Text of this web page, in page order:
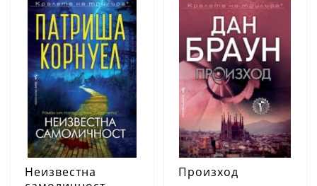
Неизвестна
Произход